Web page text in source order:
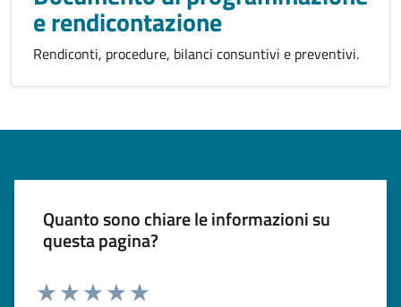
e rendicontazione
Rendiconti, procedure, bilanci consuntivi e preventivi.
Quanto sono chiare le informazioni su
questa pagina?